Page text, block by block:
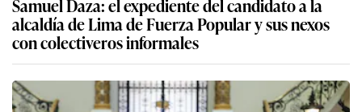
Samuel Daza: el expediente del candidato a la
alcaldía de Lima de Fuerza Popular y sus nexos
con colectiveros informales